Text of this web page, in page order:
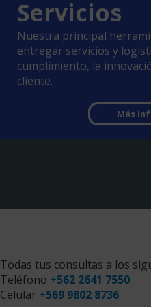
Servicios
Nuestra principal
entregar servicios y
cumplimiento, la
cliente.
Más
Todas tus consultas a los
Teléfono +562 2641 7550
Celular +569 9802 8736